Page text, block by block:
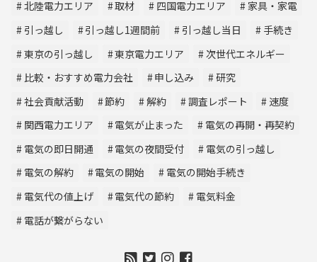
北陸電力エリア
取材 四国電力エリア
家具・家電
引っ越し
引っ越し1週間前 引っ越し当日
手続き
東京の引っ越し
東京電力エリア
次世代エネルギー
比較・おすすめ電力会社
申し込み
研究
社会貢献活動
節約 解約 調査レポート
速度
関西電力エリア
電気が止まった
電気の再開・再契約
電気の即日開通
電気の夜間受付
電気の引っ越し
電気の解約
電気の開始
電気の開始手続き
電気代の値上げ
電気代の節約
電気料金
電話が繋がらない